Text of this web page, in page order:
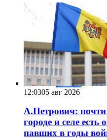
12:0305 авг 2026
А.Петрович:
городе и селе есть
павших в годы